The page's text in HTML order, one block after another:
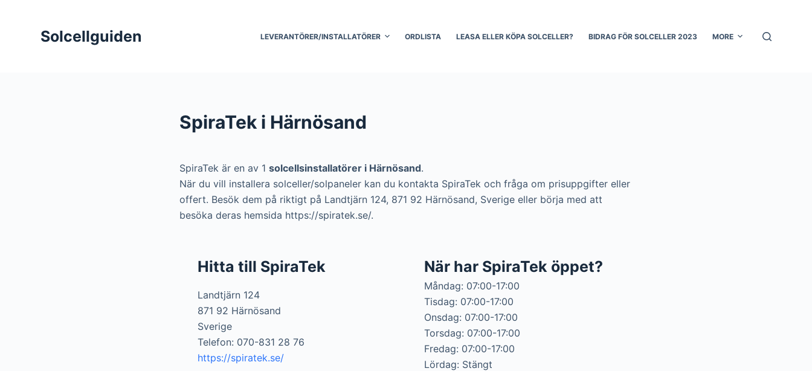
Solcellguiden LEVERANTÖRER/INSTALLATÖRER ORDLISTA LEASA ELLER KÖPA SOLCELLER? BIDRAG FÖR SOLCELLER 2023 MORE
SpiraTek i Härnösand
SpiraTek är en av 1 solcellsinstallatörer i Härnösand.
När du vill installera solceller/solpaneler kan du kontakta SpiraTek och fråga om prisuppgifter eller
offert. Besök dem på riktigt på Landtjärn 124, 871 92 Härnösand, Sverige eller börja med att
besöka deras hemsida https://spiratek.se/.
Hitta till SpiraTek
Landtjärn 124
871 92 Härnösand
Sverige
Telefon: 070-831 28 76
https://spiratek.se/
När har SpiraTek öppet?
Måndag: 07:00-17:00
Tisdag: 07:00-17:00
Onsdag: 07:00-17:00
Torsdag: 07:00-17:00
Fredag: 07:00-17:00
Lördag: Stängt